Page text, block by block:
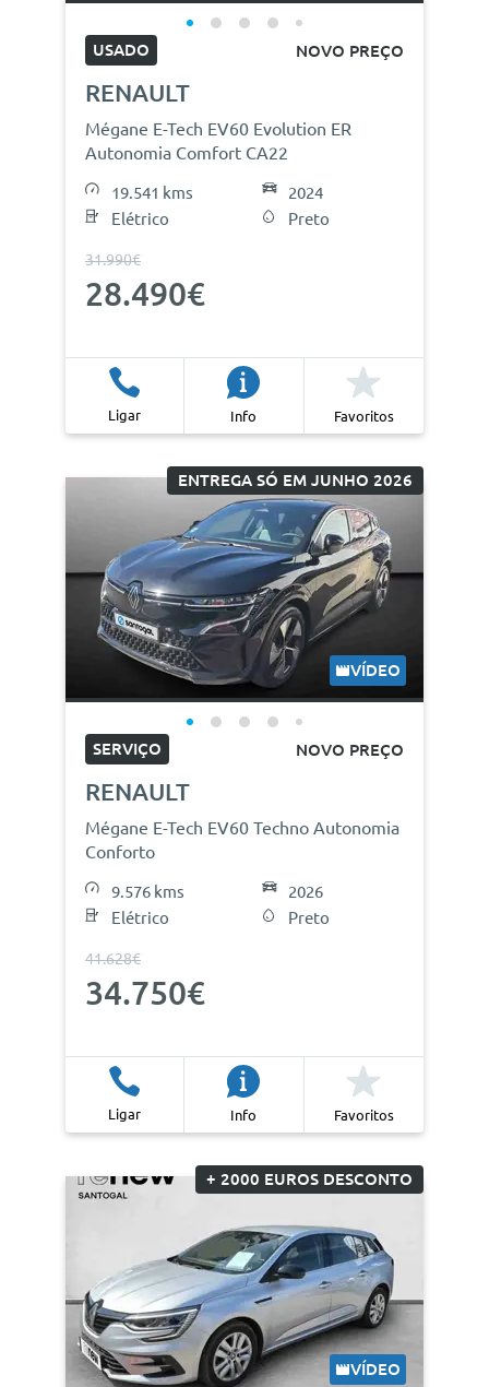
USADO NOVO PREÇO
RENAULT
Mégane E-Tech EV60 Evolution ER
Autonomia Comfort CA22
19.541 kms
Elétrico
2024
Preto
31.990€
28.490€
Ligar Info Favoritos
ENTREGA SÓ EM JUNHO 2026
VÍDEO
SERVIÇO NOVO PREÇO
RENAULT
Mégane E-Tech EV60 Techno Autonomia
Conforto
9.576 kms
Elétrico
2026
Preto
41.628€
34.750€
Ligar Info Favoritos
+ 2000 EUROS DESCONTO
VÍDEO